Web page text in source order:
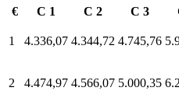
€ C 1 C 2 C 3
1 4.336,07 4.344,72 4.745,76
2 4.474,97 4.566,07 5.000,35